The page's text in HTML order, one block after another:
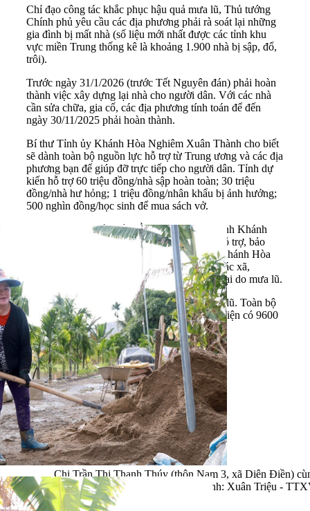
Chỉ đạo công tác khắc phục hậu quả mưa lũ, Thủ tướng
Chính phủ yêu cầu các địa phương phải rà soát lại những
gia đình bị mất nhà (số liệu mới nhất được các tỉnh khu
vực miền Trung thống kê là khoảng 1.900 nhà bị sập, đổ,
trôi).
Trước ngày 31/1/2026 (trước Tết Nguyên đán) phải hoàn
thành việc xây dựng lại nhà cho người dân. Với các nhà
cần sửa chữa, gia cố, các địa phương tính toán để đến
ngày 30/11/2025 phải hoàn thành.
Bí thư Tỉnh ủy Khánh Hòa Nghiêm Xuân Thành cho biết
sẽ dành toàn bộ nguồn lực hỗ trợ từ Trung ương và các địa
phương bạn để giúp đỡ trực tiếp cho người dân. Tỉnh dự
kiến hỗ trợ 60 triệu đồng/nhà sập hoàn toàn; 30 triệu
đồng/nhà hư hỏng; 1 triệu đồng/nhân khẩu bị ảnh hưởng;
500 nghìn đồng/học sinh để mua sách vở.
Trong thời gian rất ngắn, Ủy ban Nhân dân tỉnh Khánh
Hòa đã hoàn thiện các tiêu chí để triển khai hỗ trợ, bảo
đảm công khai và đúng quy định. Ngoài ra, Khánh Hòa
cũng chi khẩn cấp 112 tỷ đồng bổ sung cho các xã,
phường trên toàn tỉnh nhằm khắc phục thiệt hại do mưa lũ.
Xã Diên Điền là nơi bị thiệt hại nặng do mưa lũ. Toàn bộ
nhà dân trong xã đều bị ngập nặng. Toàn xã hiện có 9600
hộ với 35.792 nhân khẩu.
Chị Trần Thị Thanh Thúy (thôn Nam 3, xã Diên Điền)
dựng nhà mới cho gia đình mình. Ảnh: Xuân Triệu -